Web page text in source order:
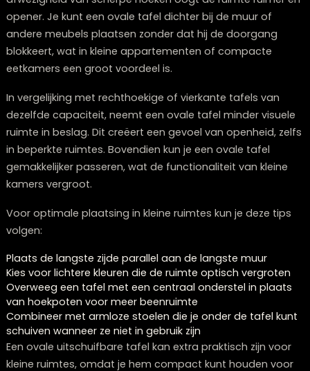
gezelliger.
Is een ovale tafel geschikt voor kleine
ruimtes?
Een ovale tafel is juistideaal voor kleine ruimtes
afwezigheid van scherpe hoeken oogt de ruimte
opener. Je kunt een ovale tafel dichter bij de muur of
andere meubels plaatsen zonder dat hij de doorgang
blokkeert, wat in kleine appartementen of compacte
In vergelijking met rechthoekige of vierkante tafels van
dezelfde capaciteit, neemt een ovale tafel minder
ruimte in beslag. Dit creëert een gevoel van openheid,
in beperkte ruimtes. Bovendien kun je een ovale tafel
gemakkelijker passeren, wat de functionaliteit van
kamers vergroot.
Voor optimale plaatsing in kleine ruimtes kun je deze